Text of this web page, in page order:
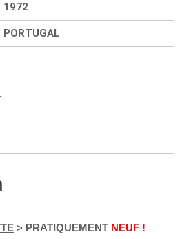
1972
PORTUGAL
> PRATIQUEMENTNEUF !